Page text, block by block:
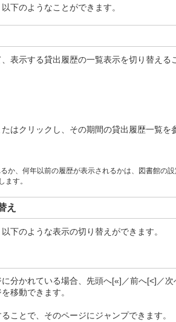
下のようなことができます。
表示する貸出履歴の一覧表示を切り替える
はクリックし、その期間の貸出履歴一覧を
か、何年以前の履歴が表示されるかは、図書館の設
ます。
え
下のような表示の切り替えができます。
分かれている場合、先頭へ[«]／前へ[<]／
移動できます。
ことで、そのページにジャンプできます。